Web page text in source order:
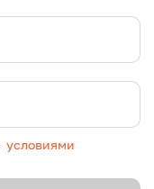
условиями